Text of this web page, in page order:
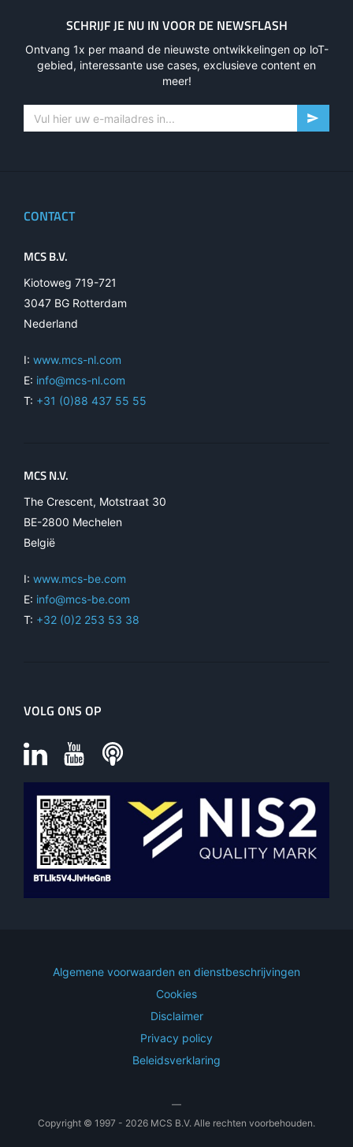
SCHRIJF JE NU IN VOOR DE NEWSFLASH
Ontvang 1x per maand de nieuwste ontwikkelingen op loT-
gebied, interessante use cases, exclusieve content en
meer!
CONTACT
MCS B.V.
Kiotoweg 719-721
3047 BG Rotterdam
Nederland
I: www.mcs-nl.com
E: info@mcs-nl.com
T: +31 (0)88 437 55 55
MCS N.V.
The Crescent, Motstraat 30
BE-2800 Mechelen
België
I: www.mcs-be.com
E: info@mcs-be.com
T: +32 (0)2 253 53 38
VOLG ONS OP
Algemene voorwaarden en dienstbeschrijvingen
Cookies
Disclaimer
Privacy policy
Beleidsverklaring
—
Copyright © 1997 - 2026 MCS B.V. Alle rechten voorbehouden.